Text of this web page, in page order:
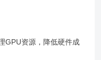
GPU资源，降低硬件成